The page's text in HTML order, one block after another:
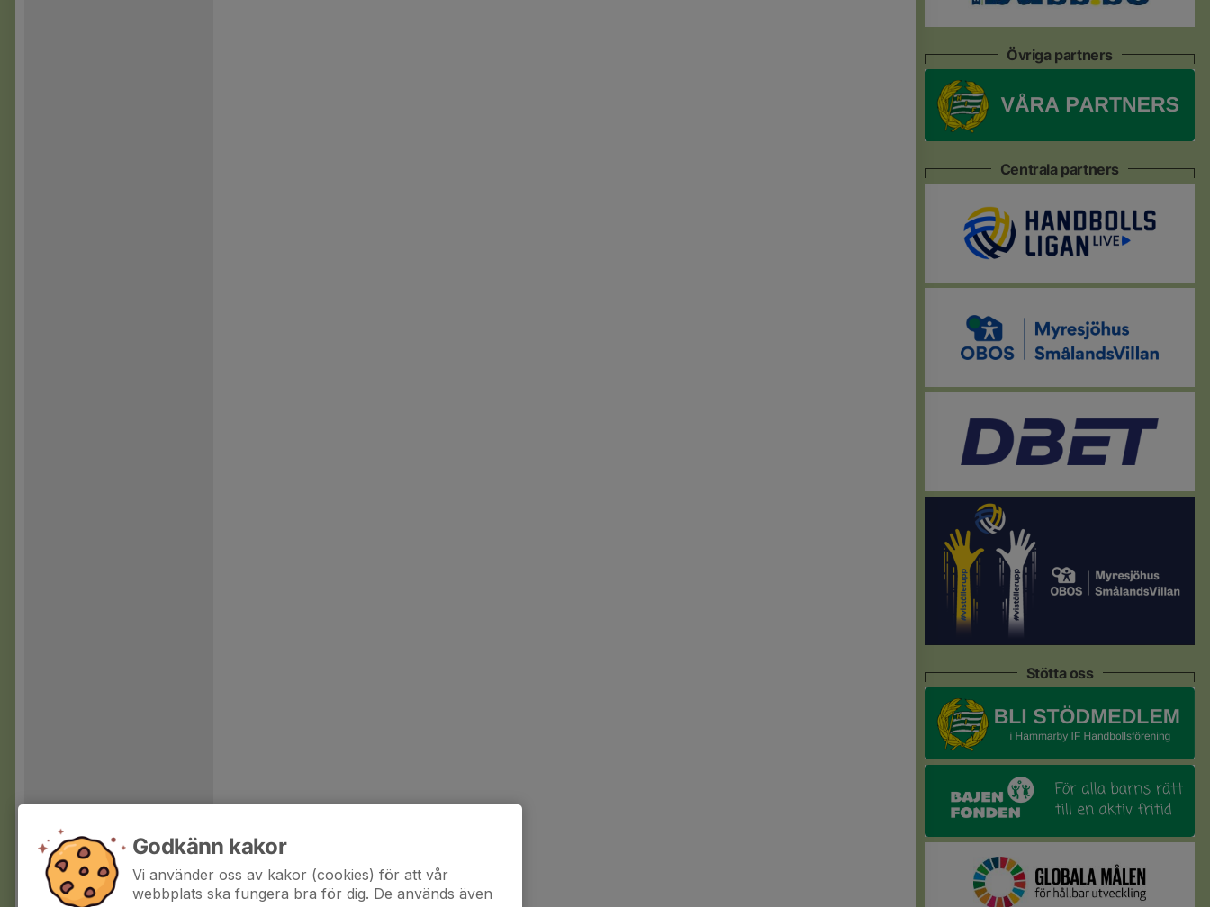
Övriga partners
Centrala partners
Stötta oss
Godkänn kakor
Vi använder oss av kakor (cookies) för att vår
webbplats ska fungera bra för dig. De används även